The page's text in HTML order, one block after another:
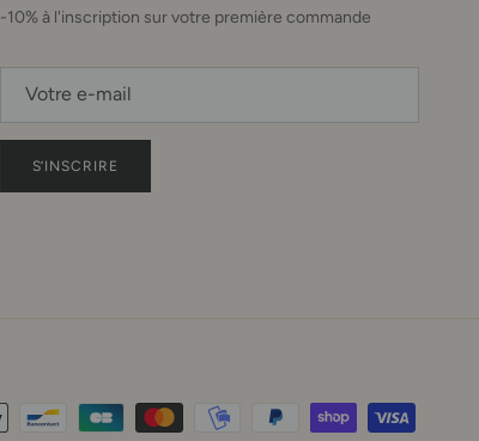
-10% à l'inscription sur votre première commande
S’INSCRIRE